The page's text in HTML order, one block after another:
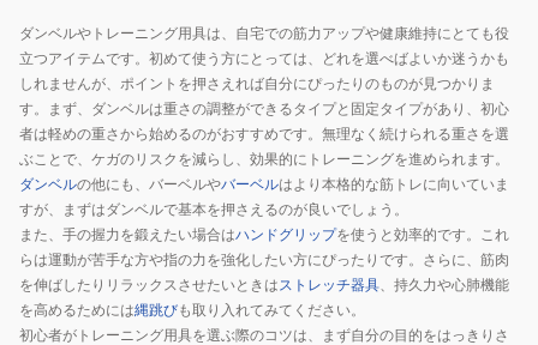
ダンベルやトレーニング用具は、自宅での筋力アップや健康維持にとても役
立つアイテムです。初めて使う方にとっては、どれを選べばよいか迷うかも
しれませんが、ポイントを押さえれば自分にぴったりのものが見つかりま
す。まず、ダンベルは重さの調整ができるタイプと固定タイプがあり、初心
者は軽めの重さから始めるのがおすすめです。無理なく続けられる重さを選
ぶことで、ケガのリスクを減らし、効果的にトレーニングを進められます。
ダンベルの他にも、バーベルやバーベルはより本格的な筋トレに向いていま
すが、まずはダンベルで基本を押さえるのが良いでしょう。
また、手の握力を鍛えたい場合はハンドグリップを使うと効率的です。これ
らは運動が苦手な方や指の力を強化したい方にぴったりです。さらに、筋肉
を伸ばしたりリラックスさせたいときはストレッチ器具、持久力や心肺機能
を高めるためには縄跳びも取り入れてみてください。
初心者がトレーニング用具を選ぶ際のコツは、まず自分の目的をはっきりさ